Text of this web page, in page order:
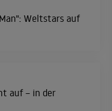
Weltstars auf
auf – in der